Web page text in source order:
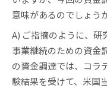
意味があるのでしょう
A) ご指摘のように、研
事業継続のための資金
の資金調達では、コラ
験結果を受けて、米国